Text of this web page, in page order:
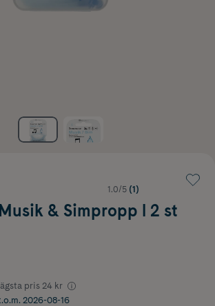
1.0/5 (1)
& Simpropp l 2 st
pris 24 kr
2026-08-16